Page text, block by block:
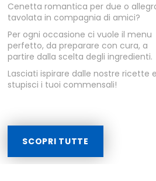
Cenetta romantica per due o
tavolata in compagnia di amici?
Per ogni occasione ci vuole il menu
perfetto, da preparare con cura, a
partire dalla scelta degli ingredienti.
Lasciati ispirare dalle nostre ricette e
stupisci i tuoi commensali!
SCOPRI TUTTE